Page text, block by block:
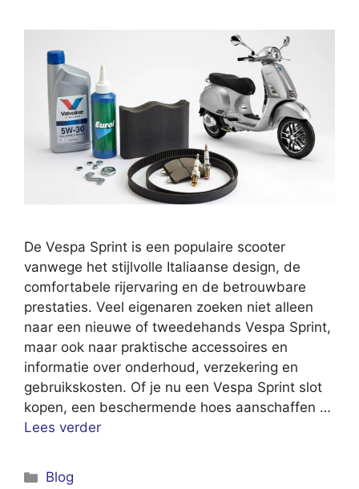
De Vespa Sprint is een populaire scooter
vanwege het stijlvolle Italiaanse design, de
comfortabele rijervaring en de betrouwbare
prestaties. Veel eigenaren zoeken niet alleen
naar een nieuwe of tweedehands Vespa Sprint,
maar ook naar praktische accessoires en
informatie over onderhoud, verzekering en
gebruikskosten. Of je nu een Vespa Sprint slot
kopen, een beschermende hoes aanschaffen …
Lees verder
Categorieën
Blog